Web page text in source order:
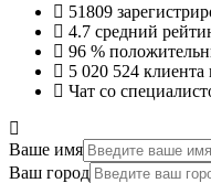
51809
4.7 средний
96 %
5 020 524 клиента
Чат со
Ваше имя
Ваш город